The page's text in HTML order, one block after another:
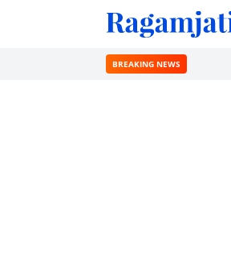
BREAKING NEWS